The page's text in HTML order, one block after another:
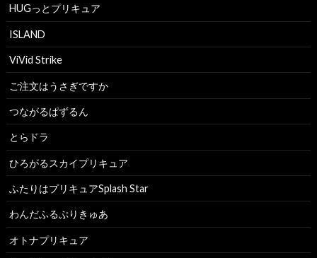
HUGっとプリキュア
ISLAND
ViVid Strike
ご注文はうさぎですか
つながるぱずるん
とらドラ
ひろがるスカイプリキュア
ふたりはプリキュアSplash Star
わんだふるぷりきゅあ
オトナプリキュア